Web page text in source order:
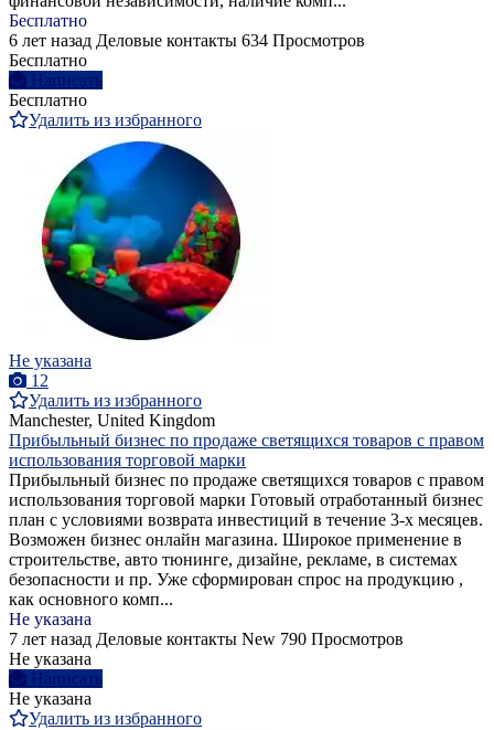
Бесплатно
6 лет назад Деловые контакты 634 Просмотров
Бесплатно
Написать
Бесплатно
Удалить из избранного
Не указана
12
Удалить из избранного
Manchester, United Kingdom
Прибыльный бизнес по продаже светящихся товаров с правом
использования торговой марки
Прибыльный бизнес по продаже светящихся товаров с правом
использования торговой марки Готовый отработанный бизнес
план с условиями возврата инвестиций в течение 3-х месяцев.
Возможен бизнес онлайн магазина. Широкое применение в
строительстве, авто тюнинге, дизайне, рекламе, в системах
безопасности и пр. Уже сформирован спрос на продукцию ,
как основного комп...
Не указана
7 лет назад Деловые контакты New 790 Просмотров
Не указана
Написать
Не указана
Удалить из избранного